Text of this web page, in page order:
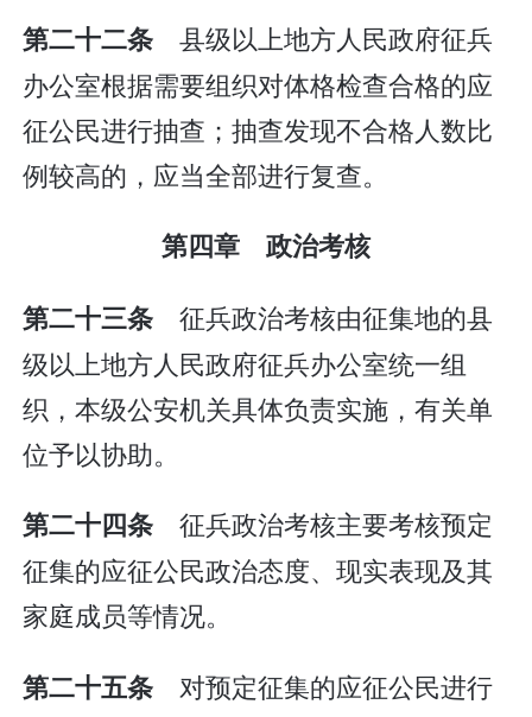
第二十二条 县级以上地方人民政府征兵
办公室根据需要组织对体格检查合格的应
征公民进行抽查；抽查发现不合格人数比
例较高的，应当全部进行复查。
第四章 政治考核
第二十三条 征兵政治考核由征集地的县
级以上地方人民政府征兵办公室统一组
织，本级公安机关具体负责实施，有关单
位予以协助。
第二十四条 征兵政治考核主要考核预定
征集的应征公民政治态度、现实表现及其
家庭成员等情况。
第二十五条 对预定征集的应征公民进行